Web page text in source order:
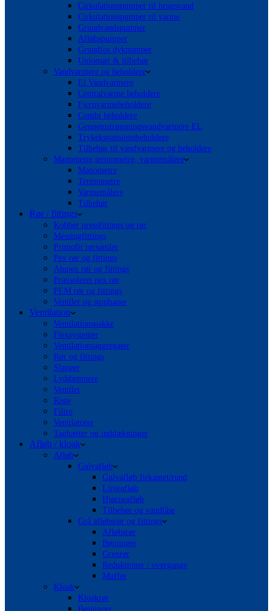
Cirkulationspumper til brugsvand
Cirkulationspumper til varme
Grundvandspumper
Afløbspumper
Grundfos dykpumper
Unionsæt & tilbehør
Vandvarmere og beholdere
El Vandvarmere
Centralvarme beholdere
Fjernvarmebeholdere
Combi beholdere
Gennemstrømningsvandvarmere EL
Trykekspansionsbeholdere
Tilbehør til vandvarmere og beholdere
Manometre,termometre, varmemålere
Manometre
Termometre
Varmemålere
Tilbehør
Rør / fittings
Kobber pressfittings og rør
Messingfittings
Primofit rørsamler
Pex rør og fittings
Alupex rør og fittings
Præisoleret pex rør
PEM rør og fittings
Ventiler og stophaner
Ventilation
Ventilationspakke
Flexsystemer
Ventilationsaggregater
Rør og fittings
Slanger
Lyddæmpere
Ventiler
Riste
Filtre
Ventilatorer
Taghætter og inddækninger
Afløb / kloak
Afløb
Gulvafløb
Gulvafløb firkantet/rund
Linjeafløb
Hjørneafløb
Tilbehør og vandlåse
Grå afløbsrør og fittings
Afløbsrør
Bøjninger
Grenrør
Reduktioner / overgange
Muffer
Kloak
Kloakrør
Bøjninger